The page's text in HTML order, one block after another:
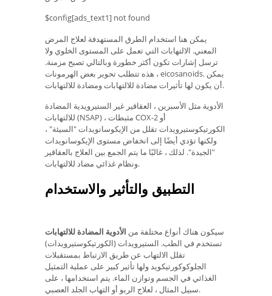
$config[ads_text1] not found
يمكن هنا استخدام الطرق المستهدفة لعلاج المرض
المعني. الالتهابات التي تعمل على المستوى الخلوي ولا
ترسل إشارات تكون أكثر خطورة وبالتالي تصبح مزمنة.
هذه تتطلب تحوير بعض الهرمونات ، eicosanoids. يمكن
أن يكون لها تأثيرات مضادة للالتهابات ومضادة للالتهابات.
الأدوية مثل الأسبرين ، العقاقير غير الستيرويدية المضادة
للالتهابات (NSAP) ، مثبطات COX-2 أو
الكورتيكوستيرويدات تقلل من الإيكوسانويدات "السيئة" ،
ولكنها تؤدي أيضًا إلى انخفاض مستوى الإيكوسانويدات
"الجيدة". لذلك ، غالبًا ما يتم الجمع بين العلاج بالعقاقير
ونظام غذائي مضاد للالتهابات.
التطبيق والتأثير والاستخدام
سيكون هناك أنواع مختلفة من الأدوية المضادة للالتهابات
تستخدم في الطب. الستيرويدات (الكورتيكوستيرويدات)
تقلل الالتهاب عن طريق الارتباط بمستقبلات
الجلوكوكورتيكويد ولها تأثير كبير على عملية التمثيل
الغذائي في الجسم وتوازن الماء. يتم استخدامها ، على
سبيل المثال ، لعلاج الربو أو التهاب الجلد العصبي.